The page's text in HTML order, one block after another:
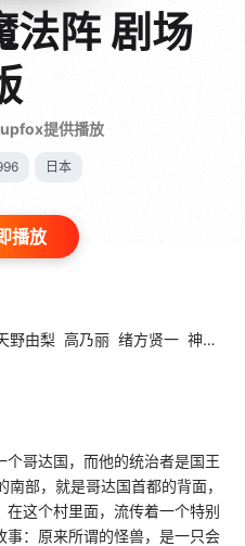
法阵 剧场
提供播放
日本
播放
野由梨 高乃丽 绪方贤一 神代知衣
哥达国，而他的统治者是国王
部，就是哥达国首都的背面，
这个村里面，流传着一个特别
事：原来所谓的怪兽，是一只会